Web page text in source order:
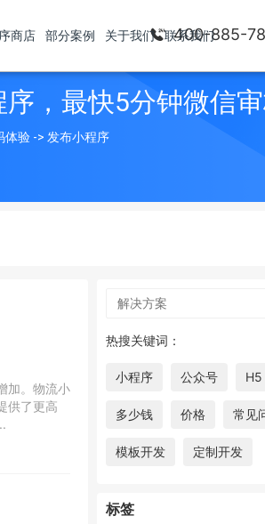
400-885-
商店 部分案例 关于我们 联系我们
，最快5分钟微信
体验 -> 发布小程序
加。物流小
供了更高
热搜关键词：
小程序 公众号 H5
多少钱 价格 常见
模板开发 定制开发
标签